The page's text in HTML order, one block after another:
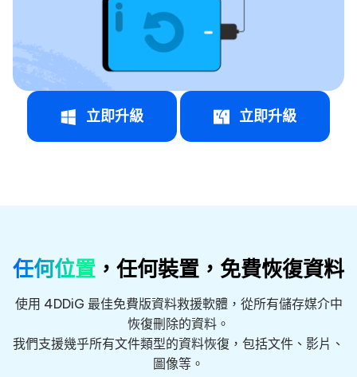
立即升級 立即升級
任何位置 ，任何裝置，免費恢復資料
使用 4DDiG 最佳免費版資料救援軟體，從所有儲存媒介中
恢復刪除的資料。
我們支援幾乎所有文件類型的資料恢復，包括文件、影片、
圖像等。